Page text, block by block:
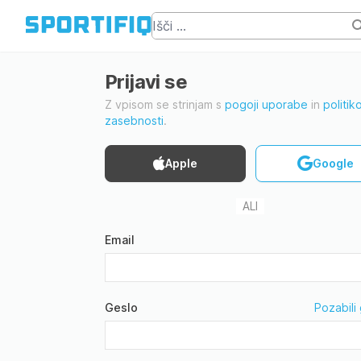
Prijavi se
Z vpisom se strinjam s pogoji uporabe in politiko
zasebnosti.
Apple Google
ALI
Email
Geslo Pozabili